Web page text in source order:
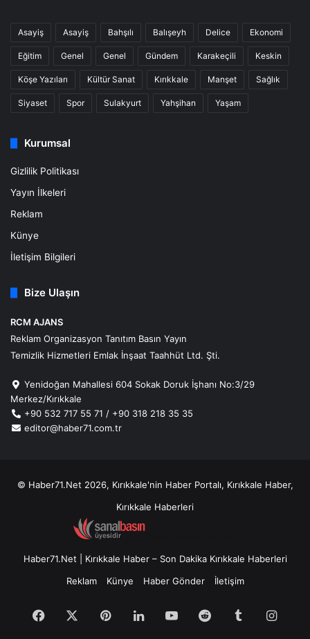
Asayiş Asayiş Bahşılı Balışeyh Delice Ekonomi
Eğitim Genel Genel Gündem Karakeçili Keskin
Köşe Yazıları Kültür Sanat Kırıkkale Manşet Sağlık
Siyaset Spor Sulakyurt Yahşihan Yaşam
Kurumsal
Gizlilik Politikası
Yayın İlkeleri
Reklam
Künye
İletişim Bilgileri
Bize Ulaşın
RCM AJANS
Reklam Organizasyon Tanıtım Basın Yayın
Temizlik Hizmetleri Emlak İnşaat Taahhüt Ltd. Şti.
Yenidoğan Mahallesi 604 Sokak Doruk İşhanı No:3/29
Merkez/Kırıkkale
+90 532 717 55 71 / +90 318 218 35 35
editor@haber71.com.tr
© Haber71.Net 2026, Kırıkkale'nin Haber Portalı, Kırıkkale Haber,
Kırıkkale Haberleri
Haber71.Net | Kırıkkale Haber – Son Dakika Kırıkkale Haberleri
Reklam
Künye Haber Gönder İletişim
Facebook PinterestLinkedInYouTubeReddit Tumblr